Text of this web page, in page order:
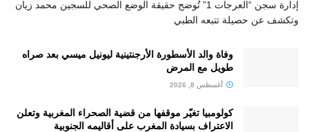
إدارة سجن “العرجات 1” تُوضح حقيقة الوضع الصحي للسجين محمد زيان
وتكشف عن حصيلة تتبعه الطبي
وفاة والد الأسطورة الأرجنتينية ليونيل ميسي بعد صراه
طويل مع المرض
أغسطس 8, 2026
كولومبيا تغيّر موقفها من قضية الصحراء المغربية وتعلن
الاعتراف بسيادة المغرب على أقاليمه الجنوبية